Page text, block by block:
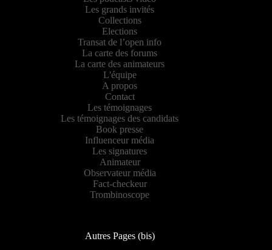
Les grands invités
Collections
Elections
Transat de l’open info
La carte des forums
La carte des animateurs
L'équipe
A propos
Contact
Les témoignages
Les témoignages des candidats
Book presse
Influenceur média
Les signatures
Animateur
Observateur média
Fact-checkeur
Trombinoscope
Autres Pages (bis)